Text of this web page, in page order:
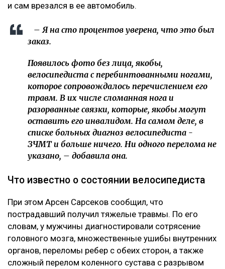
и сам врезался в ее автомобиль.
– Я на сто процентов уверена, что это был
заказ.
Появилось фото без лица, якобы,
велосипедиста с перебинтованными ногами,
которое сопровождалось перечислением его
травм. В их числе сломанная нога и
разорванные связки, которые, якобы могут
оставить его инвалидом. На самом деле, в
списке больных диагноз велосипедиста -
ЗЧМТ и больше ничего. Ни одного перелома не
указано, – добавила она.
Что известно о состоянии велосипедиста
При этом Арсен Сарсеков сообщил, что
пострадавший получил тяжелые травмы. По его
словам, у мужчины диагностировали сотрясение
головного мозга, множественные ушибы внутренних
органов, переломы ребер с обеих сторон, а также
сложный перелом коленного сустава с разрывом